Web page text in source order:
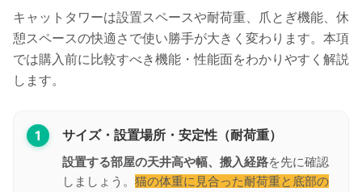
キャットタワーは設置スペースや耐荷重、爪とぎ機能、休
憩スペースの快適さで使い勝手が大きく変わります。本項
では購入前に比較すべき機能・性能面をわかりやすく解説
します。
1
サイズ・設置場所・安定性（耐荷重）
設置する部屋の天井高や幅、搬入経路を先に確認
しましょう。 猫の体重に見合った耐荷重と底部の